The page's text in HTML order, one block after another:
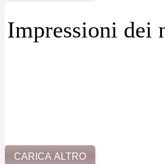
Impressioni dei
CARICA ALTRO